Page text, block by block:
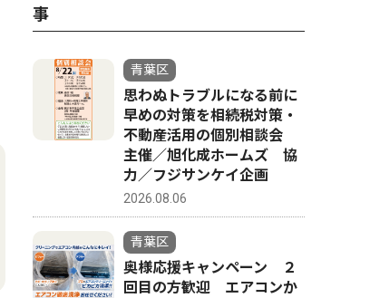
事
青葉区
思わぬトラブルになる前に
早めの対策を相続税対策・
不動産活用の個別相談会
主催／旭化成ホームズ 協
力／フジサンケイ企画
2026.08.06
青葉区
奥様応援キャンペーン ２
回目の方歓迎 エアコンか